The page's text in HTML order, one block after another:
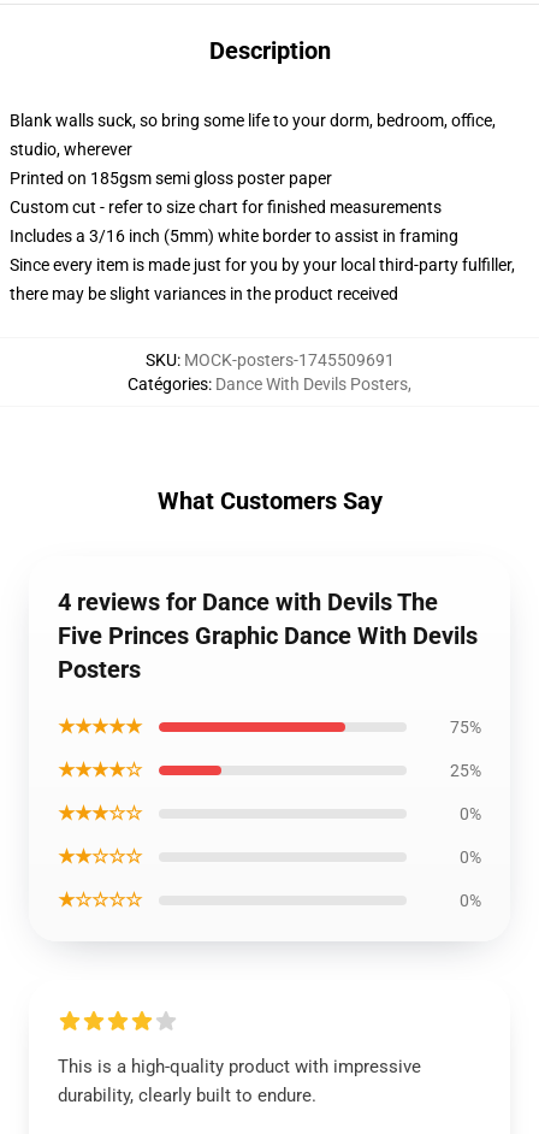
Description
Blank walls suck, so bring some life to your dorm, bedroom, office,
studio, wherever
Printed on 185gsm semi gloss poster paper
Custom cut - refer to size chart for finished measurements
Includes a 3/16 inch (5mm) white border to assist in framing
Since every item is made just for you by your local third-party fulfiller,
there may be slight variances in the product received
SKU: MOCK-posters-1745509691
Catégories: Dance With Devils Posters,
What Customers Say
4 reviews for Dance with Devils The
Five Princes Graphic Dance With Devils
Posters
★★★★★ 75%
★★★★☆ 25%
★★★☆☆ 0%
★★☆☆☆ 0%
★☆☆☆☆ 0%
This is a high-quality product with impressive
durability, clearly built to endure.